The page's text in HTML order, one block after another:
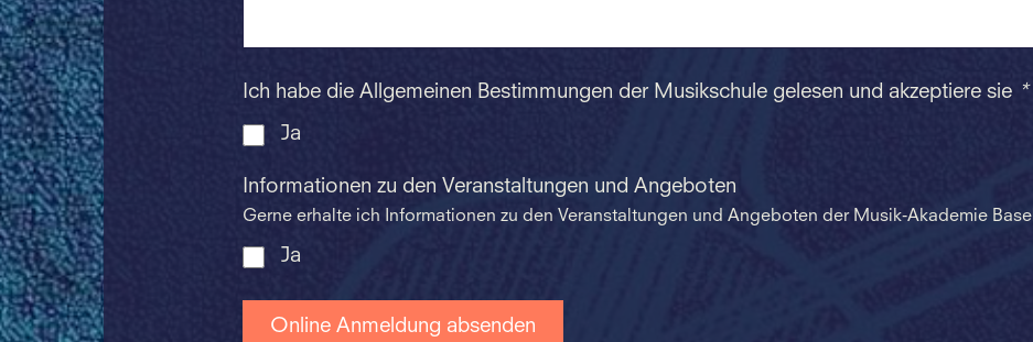
Ich habe die Allgemeinen Bestimmungen der Musikschule gelesen und akzeptiere sie *
Ja
Informationen zu den Veranstaltungen und Angeboten
Gerne erhalte ich Informationen zu den Veranstaltungen und Angeboten der Musik-Akademie Basel
Ja